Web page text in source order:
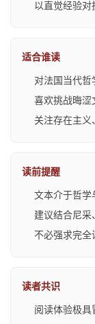
以直觉经验对
适合谁读
对法国当代哲
喜欢挑战晦涩
关注存在主义
读前提醒
文本介于哲学
建议结合尼采
不必强求完全
读者共识
阅读体验极具